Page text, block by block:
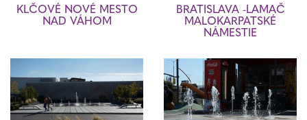
KLČOVÉ NOVÉ MESTO
NAD VÁHOM
BRATISLAVA -LAMAČ
MALOKARPATSKÉ
NÁMESTIE